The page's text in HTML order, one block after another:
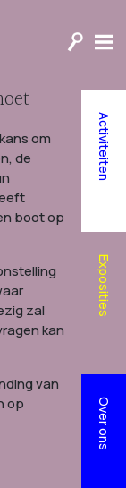
Vide
om
de
boot op
zal
kan
van
op
Activiteiten
Exposities
Over ons